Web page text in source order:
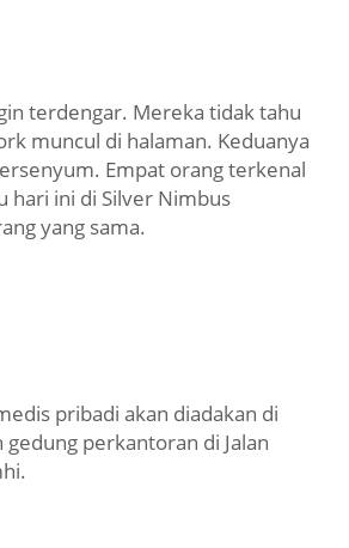
terdengar. Mereka tidak tahu
muncul di halaman. Keduanya
Empat orang terkenal
hari ini di Silver Nimbus
yang sama.
pribadi akan diadakan di
gedung perkantoran di Jalan